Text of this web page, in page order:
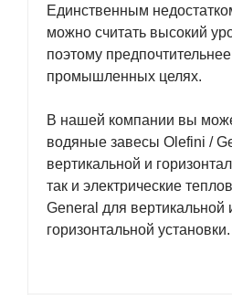
Единственным
можно считать высокий
поэтому
промышленных целях.
В нашей компании вы
водяные завесы Olefini /
вертикальной и
так и электрические
General для вертикальной
горизонтальной установки.